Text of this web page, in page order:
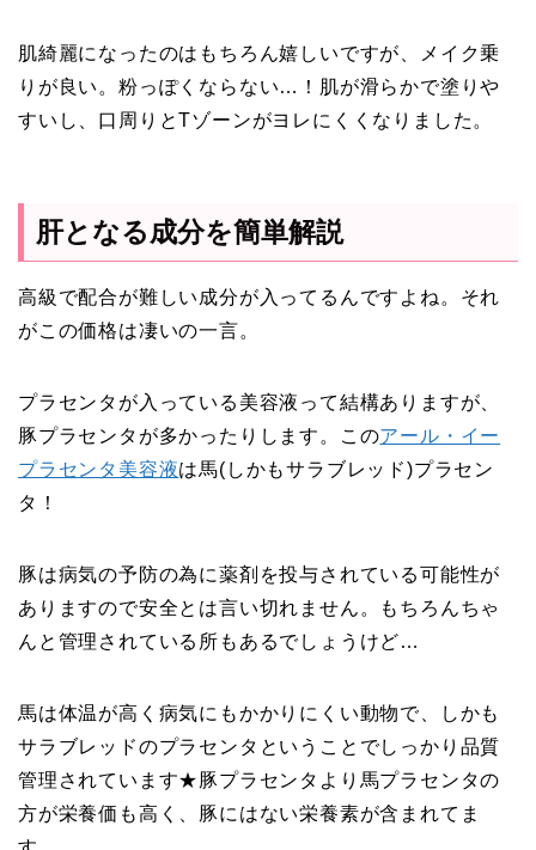
肌綺麗になったのはもちろん嬉しいですが、メイク乗
りが良い。粉っぽくならない…！肌が滑らかで塗りや
すいし、口周りとTゾーンがヨレにくくなりました。
肝となる成分を簡単解説
高級で配合が難しい成分が入ってるんですよね。それ
がこの価格は凄いの一言。
プラセンタが入っている美容液って結構ありますが、
豚プラセンタが多かったりします。このアール・イー
プラセンタ美容液は馬(しかもサラブレッド)プラセン
タ！
豚は病気の予防の為に薬剤を投与されている可能性が
ありますので安全とは言い切れません。もちろんちゃ
んと管理されている所もあるでしょうけど…
馬は体温が高く病気にもかかりにくい動物で、しかも
サラブレッドのプラセンタということでしっかり品質
管理されています★豚プラセンタより馬プラセンタの
方が栄養価も高く、豚にはない栄養素が含まれてま